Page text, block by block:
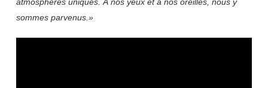
sommes parvenus.»